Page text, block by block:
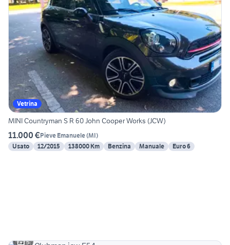
Vetrina
MINI Countryman S R 60 John Cooper Works (JCW)
11.000 €Pieve Emanuele(MI)
Usato
12/2015 138000 Km Benzina Manuale Euro 6
5